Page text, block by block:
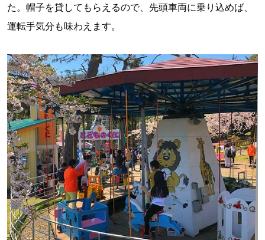
た。帽子を貸してもらえるので、先頭車両に乗り込めば、
運転手気分も味わえます。